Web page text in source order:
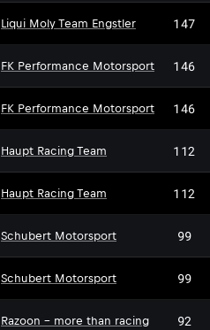
Liqui Moly Team Engstler 147
FK Performance Motorsport 146
FK Performance Motorsport 146
Haupt Racing Team 112
Haupt Racing Team 112
Schubert Motorsport 99
Schubert Motorsport 99
Razoon - more than racing 92